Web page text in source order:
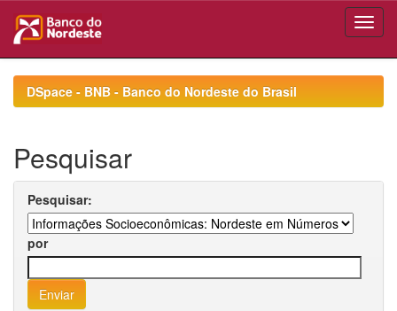
navigationDSpace - BNB - Banco do Nordeste do Brasil
Pesquisar
Pesquisar:
por